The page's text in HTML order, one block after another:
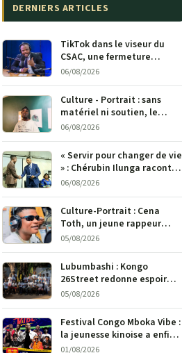
DERNIERS ARTICLES
TikTok dans le viseur du
CSAC, une fermeture
envisagée pour contrer la
propagande du M23
06/08/2026
Culture - Portrait : sans
matériel ni soutien, le
dessinateur Justin
Mulengera refuse de poser
son crayon
06/08/2026
« Servir pour changer de vie
» : Chérubin Ilunga raconte
le parcours du député
Tshimbu en 137 pages
06/08/2026
Culture-Portrait : Cena
Toth, un jeune rappeur
déterminé à faire entendre
05/08/2026
Lubumbashi : Kongo
26Street redonne espoir
aux enfants de la rue par
05/08/2026
Festival Congo Mboka Vibe :
la jeunesse kinoise a enfin
sa plateforme de culture
01/08/2026